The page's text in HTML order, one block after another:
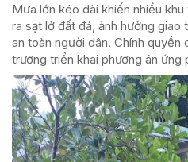
Mưa lớn kéo dài khiến nhiều
ra sạt lở đất đá, ảnh hưởng giao
an toàn người dân. Chính quyền
trương triển khai phương án ứng